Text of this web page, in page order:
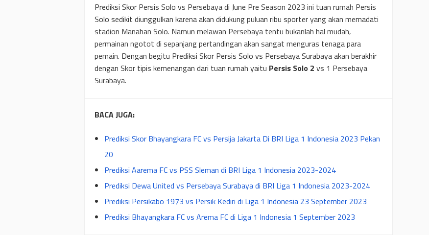
Prediksi Skor Persis Solo vs Persebaya di June Pre Season 2023 ini tuan rumah Persis
Solo sedikit diunggulkan karena akan didukung puluan ribu sporter yang akan memadati
stadion Manahan Solo. Namun melawan Persebaya tentu bukanlah hal mudah,
permainan ngotot di sepanjang pertandingan akan sangat menguras tenaga para
pemain. Dengan begitu Prediksi Skor Persis Solo vs Persebaya Surabaya akan berakhir
dengan Skor tipis kemenangan dari tuan rumah yaitu Persis Solo 2 vs 1 Persebaya
Surabaya.
BACA JUGA:
Prediksi Skor Bhayangkara FC vs Persija Jakarta Di BRI Liga 1 Indonesia 2023 Pekan
20
Prediksi Aarema FC vs PSS Sleman di BRI Liga 1 Indonesia 2023-2024
Prediksi Dewa United vs Persebaya Surabaya di BRI Liga 1 Indonesia 2023-2024
Prediksi Persikabo 1973 vs Persik Kediri di Liga 1 Indonesia 23 September 2023
Prediksi Bhayangkara FC vs Arema FC di Liga 1 Indonesia 1 September 2023